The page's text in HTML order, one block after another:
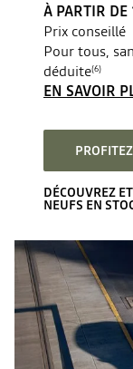
À PARTIR
Prix conseillé
Pour tous,
déduite(6)
EN SAVOIR
DÉCOUVREZ
NEUFS EN